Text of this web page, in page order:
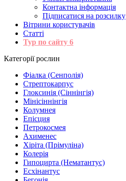
Контактна інформація
Підписатися на розсилку
Вітрини користувачів
Статті
Тур по сайту 6
Категорії рослин
Фіалка (Сенполія)
Стрептокарпус
Глоксинія (Сіннінгія)
Мінісіннінгія
Колумнея
Епісция
Петрокосмея
Ахименес
Хіріта (Прімуліна)
Колерія
Гипоцирта (Нематантус)
Есхінантус